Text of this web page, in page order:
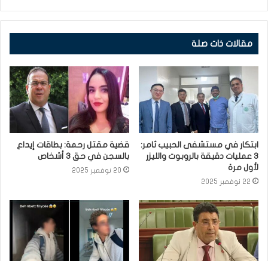
مقالات ذات صلة
ابتكار في مستشفى الحبيب ثامر:
3 عمليات دقيقة بالروبوت والليزر
لأول مرة
22 نوفمبر 2025
قضية مقتل رحمة: بطاقات إيداع
بالسجن في حق 3 أشخاص
20 نوفمبر 2025